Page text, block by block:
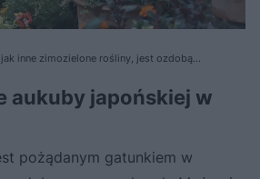
inne zimozielone rośliny, jest ozdobą
aukuby japońskiej w
pożądanym gatunkiem w